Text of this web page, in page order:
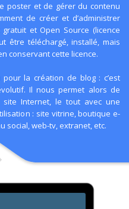
poster et de gérer du contenu
de créer et d’administrer
et Open Source (licence
être téléchargé, installé, mais
conservant cette licence.
la création de blog : c’est
Il nous permet alors de
site Internet, le tout avec une
: site vitrine, boutique e-
social, web-tv, extranet, etc.